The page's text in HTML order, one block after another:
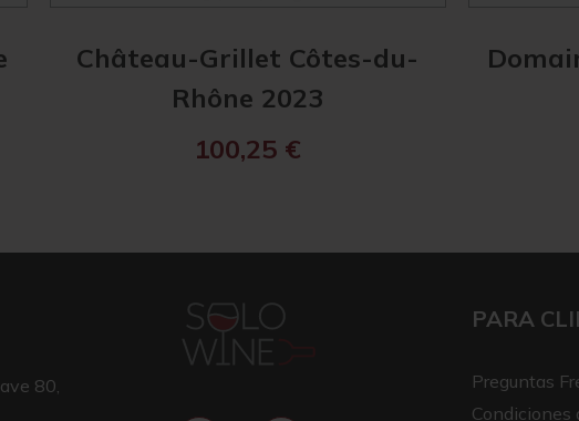
Château-Grillet Côtes-du-
Rhône 2023
100,25 €
80,
PARA
Preguntas
Condiciones